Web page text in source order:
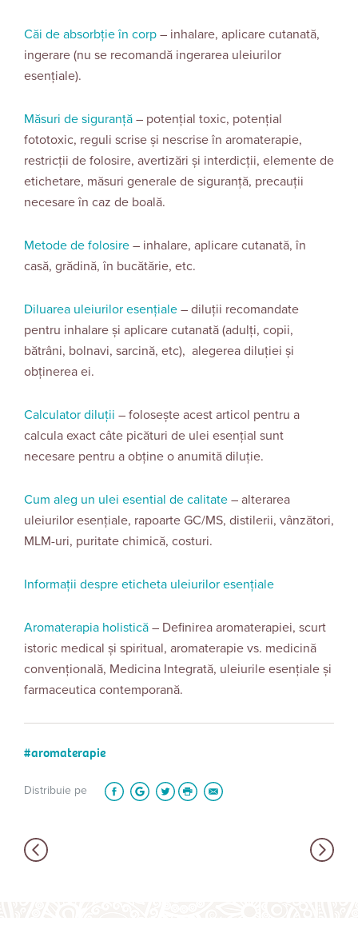
Căi de absorbție în corp – inhalare, aplicare cutanată,
ingerare (nu se recomandă ingerarea uleiurilor
esențiale).
Măsuri de siguranță – potențial toxic, potențial
fototoxic, reguli scrise și nescrise în aromaterapie,
restricții de folosire, avertizări și interdicții, elemente de
etichetare, măsuri generale de siguranță, precauții
necesare în caz de boală.
Metode de folosire – inhalare, aplicare cutanată, în
casă, grădină, în bucătărie, etc.
Diluarea uleiurilor esențiale – diluții recomandate
pentru inhalare și aplicare cutanată (adulți, copii,
bătrâni, bolnavi, sarcină, etc), alegerea diluției și
obținerea ei.
Calculator diluții – folosește acest articol pentru a
calcula exact câte picături de ulei esențial sunt
necesare pentru a obține o anumită diluție.
Cum aleg un ulei esential de calitate – alterarea
uleiurilor esențiale, rapoarte GC/MS, distilerii, vânzători,
MLM-uri, puritate chimică, costuri.
Informații despre eticheta uleiurilor esențiale
Aromaterapia holistică – Definirea aromaterapiei, scurt
istoric medical și spiritual, aromaterapie vs. medicină
convențională, Medicina Integrată, uleiurile esențiale și
farmaceutica contemporană.
aromaterapie
Distribuie pe